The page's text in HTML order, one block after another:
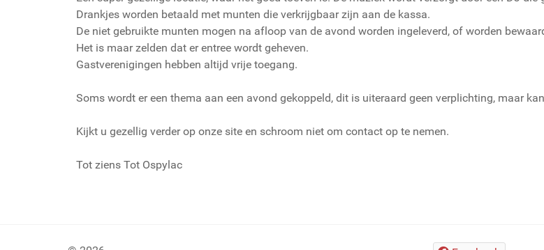
Drankjes worden betaald met munten die verkrijgbaar zijn aan de kassa.
De niet gebruikte munten mogen na afloop van de avond worden ingeleverd, of worden
Het is maar zelden dat er entree wordt geheven.
Gastverenigingen hebben altijd vrije toegang.
Soms wordt er een thema aan een avond gekoppeld, dit is uiteraard geen verplichting, maar
Kijkt u gezellig verder op onze site en schroom niet om contact op te nemen.
Tot ziens Tot Ospylac